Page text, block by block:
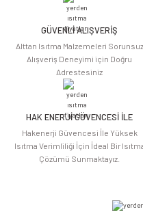
Ürün fiyatı diğer sitelerden
Bu ürüne benzer farklı
GÜVENLİ ALIŞVERİŞ
Alttan Isıtma Malzemeleri Sorunsuz
Alışveriş Deneyimi için Doğru
Adrestesiniz
HAK ENERJİ GÜVENCESİ İLE
Hakenerji Güvencesi İle Yüksek
Isıtma Verimliliği İçin İdeal Bir
Çözümü Sunmaktayız.